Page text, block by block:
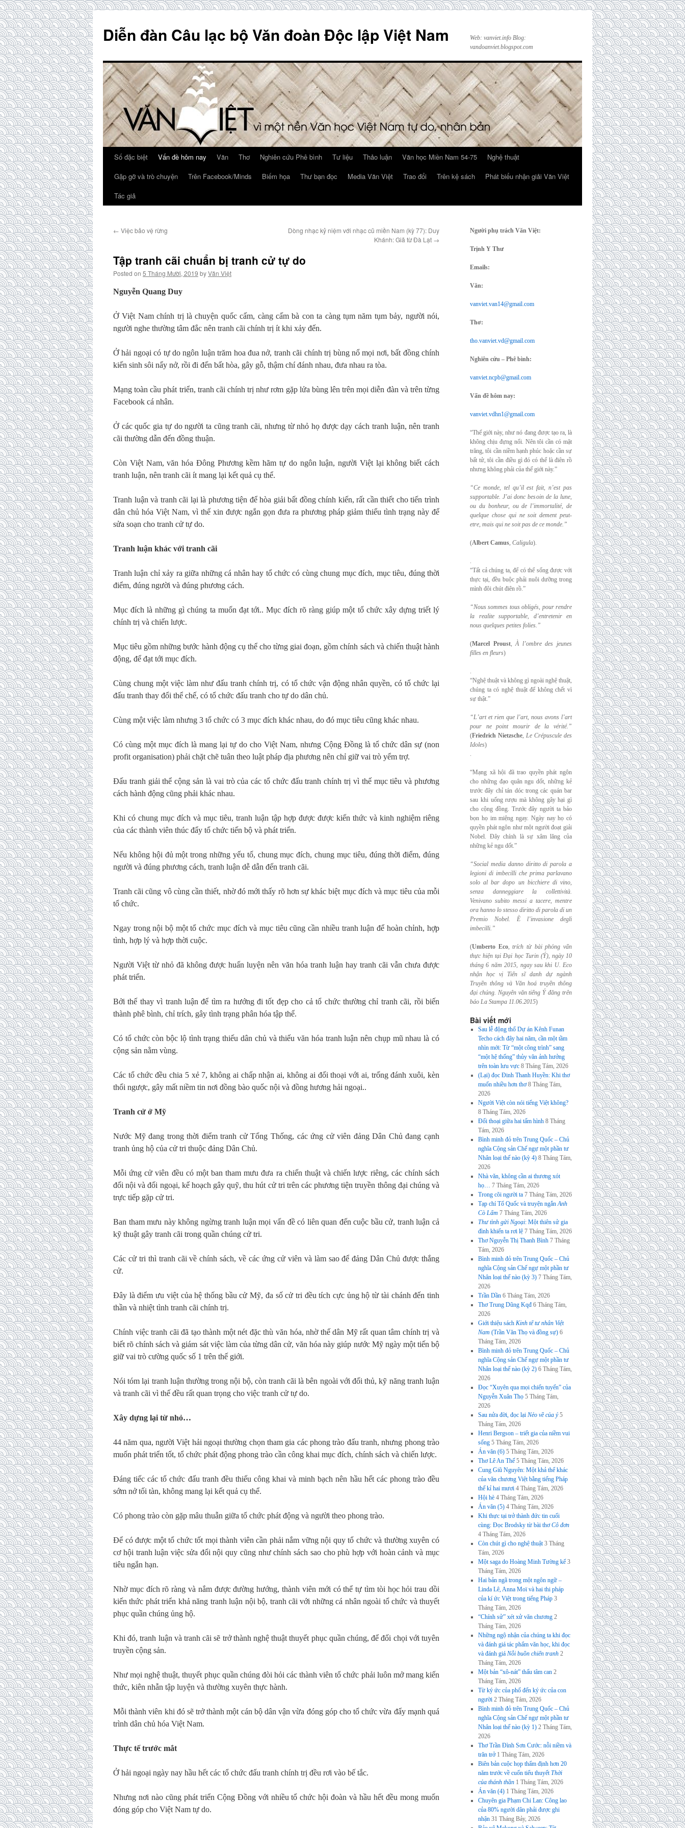
content
Diễn đàn Câu lạc bộ Văn đoàn Độc lập Việt Nam
Web: vanviet.info Blog:
vandoanviet.blogspot.com
Số đặc biệt Vấn đề hôm nay Văn Thơ Nghiên cứu Phê bình Tư liệu Thảo luận Văn học Miền Nam 54-75
Nghệ thuật
Gặp gỡ và trò chuyện
Trên Facebook/Minds Biếm họa Thư bạn đọc Media Văn Việt Trao đổi Trên kệ sách
Phát biểu nhận giải Văn Việt
Tác giả
← Việc bảo vệ rừng
Dòng nhạc kỷ niệm với nhạc cũ miền Nam (kỳ 77): Duy
Khánh: Giã từ Đà Lạt →
Tập tranh cãi chuẩn bị tranh cử tự do
Posted on 5 Tháng Mười, 2019 byVăn Việt
Nguyễn Quang Duy
Ở Việt Nam chính trị là chuyện quốc cấm, càng cấm bà con ta càng tụm năm tụm bảy, người nói,
người nghe thường tâm đắc nên tranh cãi chính trị ít khi xảy đến.
Ở hải ngoại có tự do ngôn luận trăm hoa đua nở, tranh cãi chính trị bùng nổ mọi nơi, bất đồng chính
kiến sinh sôi nẩy nở, rồi đi đến bất hòa, gây gỗ, thậm chí đánh nhau, đưa nhau ra tòa.
Mạng toàn cầu phát triển, tranh cãi chính trị như rơm gặp lửa bùng lên trên mọi diễn đàn và trên từng
Facebook cá nhân.
Ở các quốc gia tự do người ta cũng tranh cãi, nhưng từ nhỏ họ được dạy cách tranh luận, nên tranh
cãi thường dẫn đến đồng thuận.
Còn Việt Nam, văn hóa Đông Phương kềm hãm tự do ngôn luận, người Việt lại không biết cách
tranh luận, nên tranh cãi ít mang lại kết quả cụ thể.
Tranh luận và tranh cãi lại là phương tiện để hòa giải bất đồng chính kiến, rất cần thiết cho tiến trình
dân chủ hóa Việt Nam, vì thế xin được ngắn gọn đưa ra phương pháp giảm thiểu tình trạng này để
sửa soạn cho tranh cử tự do.
Tranh luận khác với tranh cãi
Tranh luận chỉ xảy ra giữa những cá nhân hay tổ chức có cùng chung mục đích, mục tiêu, đúng thời
điểm, đúng người và đúng phương cách.
Mục đích là những gì chúng ta muốn đạt tới.. Mục đích rõ ràng giúp một tổ chức xây dựng triết lý
chính trị và chiến lược.
Mục tiêu gồm những bước hành động cụ thể cho từng giai đoạn, gồm chính sách và chiến thuật hành
động, để đạt tới mục đích.
Cùng chung một việc làm như đấu tranh chính trị, có tổ chức vận động nhân quyền, có tổ chức lại
đấu tranh thay đổi thể chế, có tổ chức đấu tranh cho tự do dân chủ.
Cùng một việc làm nhưng 3 tổ chức có 3 mục đích khác nhau, do đó mục tiêu cũng khác nhau.
Có cùng một mục đích là mang lại tự do cho Việt Nam, nhưng Cộng Đồng là tổ chức dân sự (non
profit organisation) phải chặt chẽ tuân theo luật pháp địa phương nên chỉ giữ vai trò yểm trợ.
Đấu tranh giải thể cộng sản là vai trò của các tổ chức đấu tranh chính trị vì thế mục tiêu và phương
cách hành động cũng phải khác nhau.
Khi có chung mục đích và mục tiêu, tranh luận tập hợp được được kiến thức và kinh nghiệm riêng
của các thành viên thúc đẩy tổ chức tiến bộ và phát triển.
Nếu không hội đủ một trong những yếu tố, chung mục đích, chung mục tiêu, đúng thời điểm, đúng
người và đúng phương cách, tranh luận dễ dẫn đến tranh cãi.
Tranh cãi cũng vô cùng cần thiết, nhờ đó mới thấy rõ hơn sự khác biệt mục đích và mục tiêu của mỗi
tổ chức.
Ngay trong nội bộ một tổ chức mục đích và mục tiêu cũng cần nhiều tranh luận để hoàn chỉnh, hợp
tình, hợp lý và hợp thời cuộc.
Người Việt từ nhỏ đã không được huấn luyện nên văn hóa tranh luận hay tranh cãi vẫn chưa được
phát triển.
Bởi thế thay vì tranh luận để tìm ra hướng đi tốt đẹp cho cả tổ chức thường chỉ tranh cãi, rồi biến
thành phê bình, chỉ trích, gây tình trạng phân hóa tập thể.
Có tổ chức còn bộc lộ tình trạng thiếu dân chủ và thiếu văn hóa tranh luận nên chụp mũ nhau là có
cộng sản nằm vùng.
Các tổ chức đều chia 5 xẻ 7, không ai chấp nhận ai, không ai đối thoại với ai, trống đánh xuôi, kèn
thổi ngược, gây mất niềm tin nơi đồng bào quốc nội và đồng hương hải ngoại..
Tranh cử ở Mỹ
Nước Mỹ đang trong thời điểm tranh cử Tổng Thống, các ứng cử viên đảng Dân Chủ đang cạnh
tranh ủng hộ của cử tri thuộc đảng Dân Chủ.
Mỗi ứng cử viên đều có một ban tham mưu đưa ra chiến thuật và chiến lược riêng, các chính sách
đối nội và đối ngoại, kế hoạch gây quỹ, thu hút cử tri trên các phương tiện truyền thông đại chúng và
trực tiếp gặp cử tri.
Ban tham mưu này không ngừng tranh luận mọi vấn đề có liên quan đến cuộc bầu cử, tranh luận cả
kỹ thuật gây tranh cãi trong quần chúng cử tri.
Các cử tri thì tranh cãi về chính sách, về các ứng cử viên và làm sao để đảng Dân Chủ được thắng
cử.
Đây là điểm ưu việt của hệ thống bầu cử Mỹ, đa số cử tri đều tích cực ủng hộ từ tài chánh đến tinh
thần và nhiệt tình tranh cãi chính trị.
Chính việc tranh cãi đã tạo thành một nét đặc thù văn hóa, nhờ thế dân Mỹ rất quan tâm chính trị và
biết rõ chính sách và giám sát việc làm của từng dân cử, văn hóa này giúp nước Mỹ ngày một tiến bộ
giữ vai trò cường quốc số 1 trên thế giới.
Nói tóm lại tranh luận thường trong nội bộ, còn tranh cãi là bên ngoài với đối thủ, kỹ năng tranh luận
và tranh cãi vì thế đều rất quan trọng cho việc tranh cử tự do.
Xây dựng lại từ nhỏ…
44 năm qua, người Việt hải ngoại thường chọn tham gia các phong trào đấu tranh, nhưng phong trào
muốn phát triển tốt, tổ chức phát động phong trào cần công khai mục đích, chính sách và chiến lược.
Đáng tiếc các tổ chức đấu tranh đều thiếu công khai và minh bạch nên hầu hết các phong trào đều
sớm nở tối tàn, không mang lại kết quả cụ thể.
Có phong trào còn gặp mâu thuẫn giữa tổ chức phát động và người theo phong trào.
Để có được một tổ chức tốt mọi thành viên cần phải nắm vững nội quy tổ chức và thường xuyên có
cơ hội tranh luận việc sửa đổi nội quy cũng như chính sách sao cho phù hợp với hoàn cảnh và mục
tiêu ngắn hạn.
Nhờ mục đích rõ ràng và nắm được đường hướng, thành viên mới có thể tự tìm tòi học hỏi trau dồi
kiến thức phát triển khả năng tranh luận nội bộ, tranh cãi với những cá nhân ngoài tổ chức và thuyết
phục quần chúng ủng hộ.
Khi đó, tranh luận và tranh cãi sẽ trở thành nghệ thuật thuyết phục quần chúng, để đối chọi với tuyên
truyền cộng sản.
Như mọi nghệ thuật, thuyết phục quần chúng đòi hỏi các thành viên tổ chức phải luôn mở mang kiến
thức, kiên nhẫn tập luyện và thường xuyên thực hành.
Mỗi thành viên khi đó sẽ trở thành một cán bộ dân vận vừa đóng góp cho tổ chức vừa đẩy mạnh quá
trình dân chủ hóa Việt Nam.
Thực tế trước mắt
Ở hải ngoại ngày nay hầu hết các tổ chức đấu tranh chính trị đều rơi vào bế tắc.
Nhưng nơi nào cũng phát triển Cộng Đồng với nhiều tổ chức hội đoàn và hầu hết đều mong muốn
đóng góp cho Việt Nam tự do.
Người phụ trách Văn Việt:
Trịnh Y Thư
Emails:
Văn:
vanviet.van14@gmail.com
Thơ:
tho.vanviet.vd@gmail.com
Nghiên cứu – Phê bình:
vanviet.ncpb@gmail.com
Vấn đề hôm nay:
vanviet.vdhn1@gmail.com
“Thế giới này, như nó đang được tạo ra, là
không chịu đựng nổi. Nên tôi cần có mặt
trăng, tôi cần niềm hạnh phúc hoặc cần sự
bất tử, tôi cần điều gì đó có thể là điên rồ
nhưng không phải của thế giới này.”
“Ce monde, tel qu’il est fait, n’est pas
supportable. J’ai donc besoin de la lune,
ou du bonheur, ou de l’immortalité, de
quelque chose qui ne soit dement peut-
etre, mais qui ne soit pas de ce monde.”
(Albert Camus, Caligula).
.
“Tất cả chúng ta, để có thể sống được với
thực tại, đều buộc phải nuôi dưỡng trong
mình đôi chút điên rồ.”
“Nous sommes tous obligés, pour rendre
la realite supportable, d’entretenir en
nous quelques petites folies.”
(Marcel Proust,À l’ombre des jeunes
filles en fleurs)
.
“Nghệ thuật và không gì ngoài nghệ thuật,
chúng ta có nghệ thuật để không chết vì
sự thật.”
“L’art et rien que l’art, nous avons l’art
pour ne point mourir de la vérité.”
(Friedrich Nietzsche, Le Crépuscule des
Idoles)
.
“Mạng xã hội đã trao quyền phát ngôn
cho những đạo quân ngu dốt, những kẻ
trước đây chỉ tán dóc trong các quán bar
sau khi uống rượu mà không gây hại gì
cho cộng đồng. Trước đây người ta bảo
bọn họ im miệng ngay. Ngày nay họ có
quyền phát ngôn như một người đoạt giải
Nobel. Đây chính là sự xâm lăng của
những kẻ ngu dốt.”
“Social media danno diritto di parola a
legioni di imbecilli che prima parlavano
solo albar dopo un bicchiere di vino,
senza danneggiare la collettività.
Venivano subito messi a tacere, mentre
ora hanno lo stesso diritto di parola di un
Premio Nobel. È l’invasione degli
imbecilli.”
(Umberto Eco,trích từ bài phỏng vấn
thực hiện tại Đại học Turin (Ý), ngày 10
tháng 6 năm 2015, ngay sau khi U. Eco
nhận học vị Tiến sĩ danh dự ngành
Truyền thông và Văn hoá truyền thông
đại chúng. Nguyên văn tiếng Ý đăng trên
báo La Stampa 11.06.2015)
Bài viết mới
Sau lễ động thổ Dự án Kênh Funan
Techo cách đây hai năm, cần một tầm
nhìn mới: Từ “một công trình” sang
“một hệ thống” thủy văn ảnh hưởng
trên toàn lưu vực 8 Tháng Tám, 2026
(Lại) đọc Đinh Thanh Huyền: Khi thơ
muốn nhiều hơn thơ 8 Tháng Tám,
2026
Người Việt còn nói tiếng Việt không?
8 Tháng Tám, 2026
Đối thoại giữa hai tấm hình 8 Tháng
Tám, 2026
Bình minh đỏ trên Trung Quốc – Chủ
nghĩa Cộng sản Chế ngự một phần tư
Nhân loại thế nào (kỳ 4) 8 Tháng Tám,
2026
Nhà văn, không cần ai thương xót
họ… 7 Tháng Tám, 2026
Trong cõi người ta 7 Tháng Tám, 2026
Tạp chí Tổ Quốc và truyện ngắnAnh
Cò Lấm 7 Tháng Tám, 2026
Thư tình gửi Ngoại: Một thiên sử gia
đình khiến ta rơi lệ 7 Tháng Tám, 2026
Thơ Nguyễn Thị Thanh Bình 7 Tháng
Tám, 2026
Bình minh đỏ trên Trung Quốc – Chủ
nghĩa Cộng sản Chế ngự một phần tư
Nhân loại thế nào (kỳ 3) 7 Tháng Tám,
2026
Trần Dần 6 Tháng Tám, 2026
Thơ Trung Dũng Kqđ 6 Tháng Tám,
2026
Giới thiệu sách Kinh tế tư nhân Việt
Nam (Trần Văn Thọ và đồng sự) 6
Tháng Tám, 2026
Bình minh đỏ trên Trung Quốc – Chủ
nghĩa Cộng sản Chế ngự một phần tư
Nhân loại thế nào (kỳ 2) 6 Tháng Tám,
2026
Đọc “Xuyên qua mọi chiến tuyến” của
Nguyễn Xuân Thọ 5 Tháng Tám,
2026
Sau nửa đời, đọc lại Nẻo về của ý 5
Tháng Tám, 2026
Henri Bergson – triết gia của niềm vui
sống 5 Tháng Tám, 2026
Án văn (6) 5 Tháng Tám, 2026
Thơ Lê An Thế 5 Tháng Tám, 2026
Cung Giũ Nguyên: Một khả thể khác
của văn chương Việt bằng tiếng Pháp
thế kỉ hai mươi 4 Tháng Tám, 2026
Hội hè 4 Tháng Tám, 2026
Án văn (5) 4 Tháng Tám, 2026
Khi thực tại trở thành đức tin cuối
cùng: Đọc Brodsky từ bài thơCô đơn
4 Tháng Tám, 2026
Còn chút gì cho nghệ thuật 3 Tháng
Tám, 2026
Một saga do Hoàng Minh Tường kể 3
Tháng Tám, 2026
Hai bản ngã trong một ngôn ngữ –
Linda Lê, Anna Moï và hai thi pháp
của kí ức Việt trong tiếng Pháp 3
Tháng Tám, 2026
“Chính sử” xét xử văn chương 2
Tháng Tám, 2026
Những ngộ nhận của chúng ta khi đọc
và đánh giá tác phẩm văn học, khi đọc
và đánh giá Nỗi buồn chiến tranh 2
Tháng Tám, 2026
Một bản “xô-nát” thấu tâm can 2
Tháng Tám, 2026
Từ ký ức của phố đến ký ức của con
người 2 Tháng Tám, 2026
Bình minh đỏ trên Trung Quốc – Chủ
nghĩa Cộng sản Chế ngự một phần tư
Nhân loại thế nào (kỳ 1) 2 Tháng Tám,
2026
Thơ Trần Đình Sơn Cước: nỗi niềm và
trăn trở 1 Tháng Tám, 2026
Biên bản cuộc họp thẩm định hơn 20
năm trước về cuốn tiểu thuyếtThời
của thánh thần 1 Tháng Tám, 2026
Án văn (4) 1 Tháng Tám, 2026
Chuyên gia Phạm Chi Lan: Công lao
của 80% người dân phải được ghi
nhận 31 Tháng Bảy, 2026